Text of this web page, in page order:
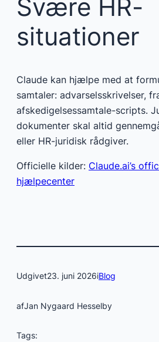
Svære HR-
situationer
Claude kan hjælpe med at
samtaler: advarselsskrivelser,
afskedigelsessamtale-scripts.
dokumenter skal altid
eller HR-juridisk rådgiver.
Officielle kilder: Claude.ai’s
hjælpecenter
Udgivet23. juni 2026iBlog
afJan Nygaard Hesselby
Tags: